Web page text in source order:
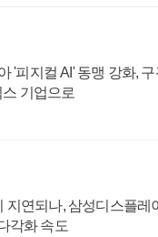
'피지컬 AI' 동맹 강화, 구
기업으로
지연되나, 삼성디스플레
각화 속도